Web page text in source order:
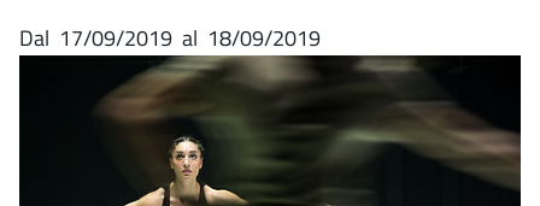
Dal 17/09/2019 al 18/09/2019